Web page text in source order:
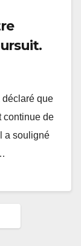
déclaré que
continue de
a souligné